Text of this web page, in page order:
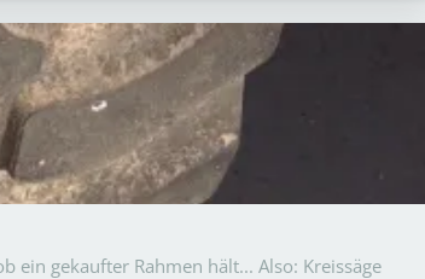
ein gekaufter Rahmen hält... Also: Kreissäge